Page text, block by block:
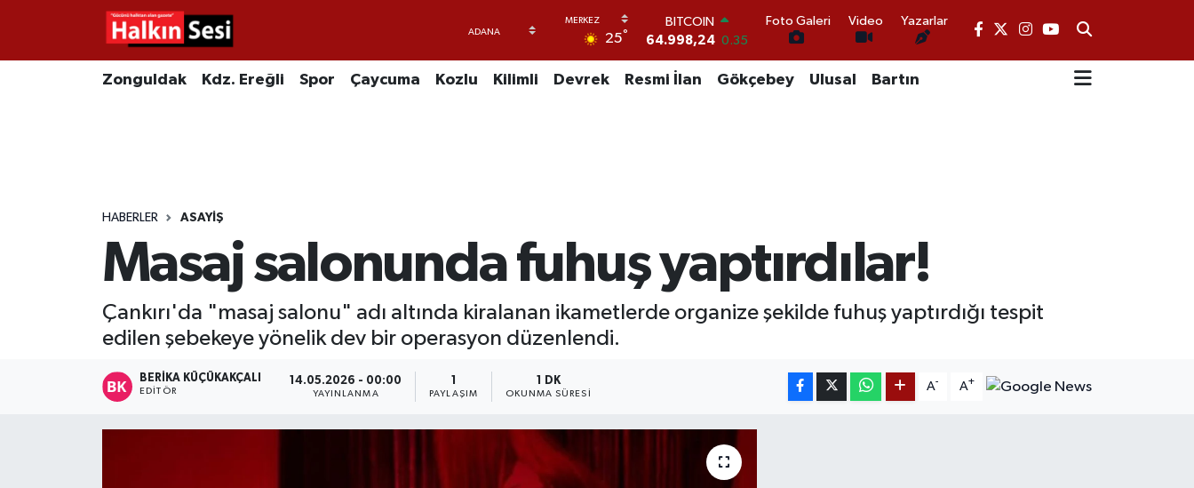
25°
DOLAR
47,7436 0.18
EURO
55,2510
0.32
Foto Galeri Video Yazarlar
Zonguldak Kdz. Ereğli Spor Çaycuma Kozlu Kilimli Devrek Resmi İlan Gökçebey Ulusal Bartın
HABERLER ASAYIŞ
Masaj salonunda fuhuş yaptırdılar!
Çankırı'da "masaj salonu" adı altında kiralanan ikametlerde organize şekilde fuhuş yaptırdığı tespit
edilen şebekeye yönelik dev bir operasyon düzenlendi.
BERIKA KÜÇÜKAKÇALI
EDITÖR
14.05.2026 - 00:00
YAYINLANMA
1
PAYLAŞIM
1 DK
OKUNMA SÜRESI
A- A+
Karabük
Tüm Manşetler
Haber Arşivi